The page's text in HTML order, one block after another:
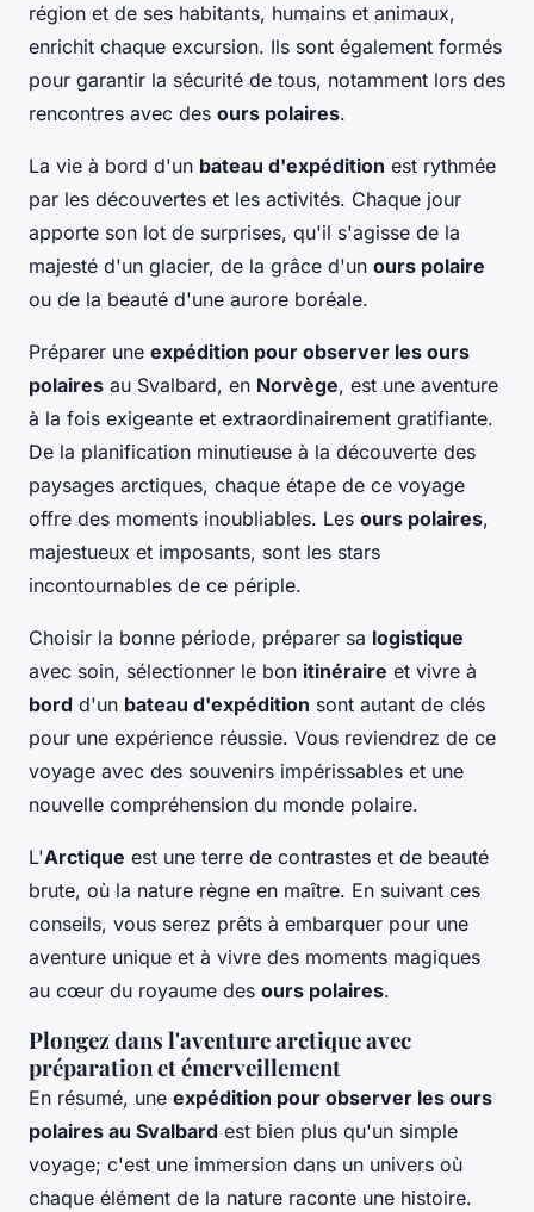
région et de ses habitants, humains et animaux,
enrichit chaque excursion. Ils sont également formés
pour garantir la sécurité de tous, notamment lors des
rencontres avec des ours polaires.
La vie à bord d'un bateau d'expédition est rythmée
par les découvertes et les activités. Chaque jour
apporte son lot de surprises, qu'il s'agisse de la
majesté d'un glacier, de la grâce d'un ours polaire
ou de la beauté d'une aurore boréale.
Préparer une expédition pour observer les ours
polaires au Svalbard, en Norvège, est une aventure
à la fois exigeante et extraordinairement gratifiante.
De la planification minutieuse à la découverte des
paysages arctiques, chaque étape de ce voyage
offre des moments inoubliables. Les ours polaires,
majestueux et imposants, sont les stars
incontournables de ce périple.
Choisir la bonne période, préparer sa logistique
avec soin, sélectionner le bon itinéraire et vivre à
bord d'un bateau d'expédition sont autant de clés
pour une expérience réussie. Vous reviendrez de ce
voyage avec des souvenirs impérissables et une
nouvelle compréhension du monde polaire.
L'Arctique est une terre de contrastes et de beauté
brute, où la nature règne en maître. En suivant ces
conseils, vous serez prêts à embarquer pour une
aventure unique et à vivre des moments magiques
au cœur du royaume des ours polaires.
Plongez dans l'aventure arctique avec
préparation et émerveillement
En résumé, une expédition pour observer les ours
polaires au Svalbard est bien plus qu'un simple
voyage; c'est une immersion dans un univers où
chaque élément de la nature raconte une histoire.